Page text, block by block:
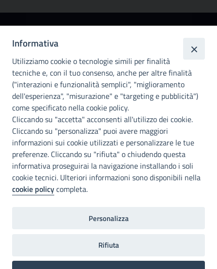
metropolitana di
Palermo
Info e contatti
Città Metropoliitana di Palermo
Via Maqueda, 100 - 90134 - Palermo
Cod. Fisc. 80021470820
PEC: cm.pa@cert.cittametropolitana.pa.it
I nostri canali social
Accessibilità
Città Metropolitana di Palermo si impegna a rendere il proprio sito
web accessibile, conformemente al D.lgs. 10 agosto 2018, n°106
Home Note legali Privacy RPD
Informativa
Utilizziamo cookie o tecnologie simili per finalità
tecniche e, con il tuo consenso, anche per altre finalità
("interazioni e funzionalità semplici", "miglioramento
dell'esperienza", "misurazione" e "targeting e pubblicità")
come specificato nella cookie policy.
Cliccando su "accetta" acconsenti all'utilizzo dei cookie.
Cliccando su "personalizza" puoi avere maggiori
informazioni sui cookie utilizzati e personalizzare le tue
preferenze. Cliccando su "rifiuta" o chiudendo questa
informativa proseguirai la navigazione installando i soli
cookie tecnici. Ulteriori informazioni sono disponibili nella
cookie policycompleta.
Personalizza
Rifiuta